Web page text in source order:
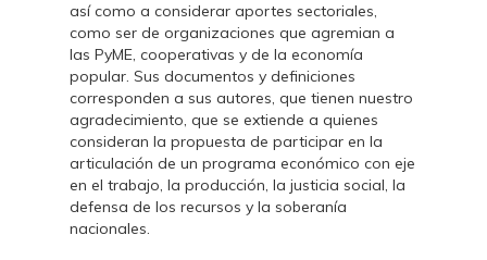
así como a considerar aportes sectoriales,
como ser de organizaciones que agremian a
las PyME, cooperativas y de la economía
popular. Sus documentos y definiciones
corresponden a sus autores, que tienen nuestro
agradecimiento, que se extiende a quienes
consideran la propuesta de participar en la
articulación de un programa económico con eje
en el trabajo, la producción, la justicia social, la
defensa de los recursos y la soberanía
nacionales.